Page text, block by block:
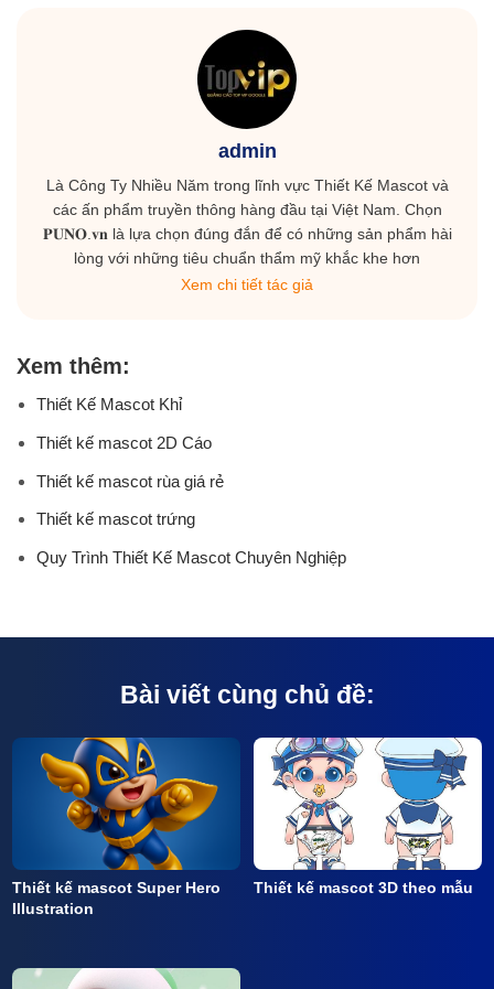
admin
Là Công Ty Nhiều Năm trong lĩnh vực Thiết Kế Mascot và
các ấn phẩm truyền thông hàng đầu tại Việt Nam. Chọn
𝐏𝐔𝐍𝐎.𝐯𝐧 là lựa chọn đúng đắn để có những sản phẩm hài
lòng với những tiêu chuẩn thẩm mỹ khắc khe hơn
Xem chi tiết tác giả
Xem thêm:
Thiết Kế Mascot Khỉ
Thiết kế mascot 2D Cáo
Thiết kế mascot rùa giá rẻ
Thiết kế mascot trứng
Quy Trình Thiết Kế Mascot Chuyên Nghiệp
Bài viết cùng chủ đề:
Thiết kế mascot Super Hero
Illustration
Thiết kế mascot 3D theo mẫu